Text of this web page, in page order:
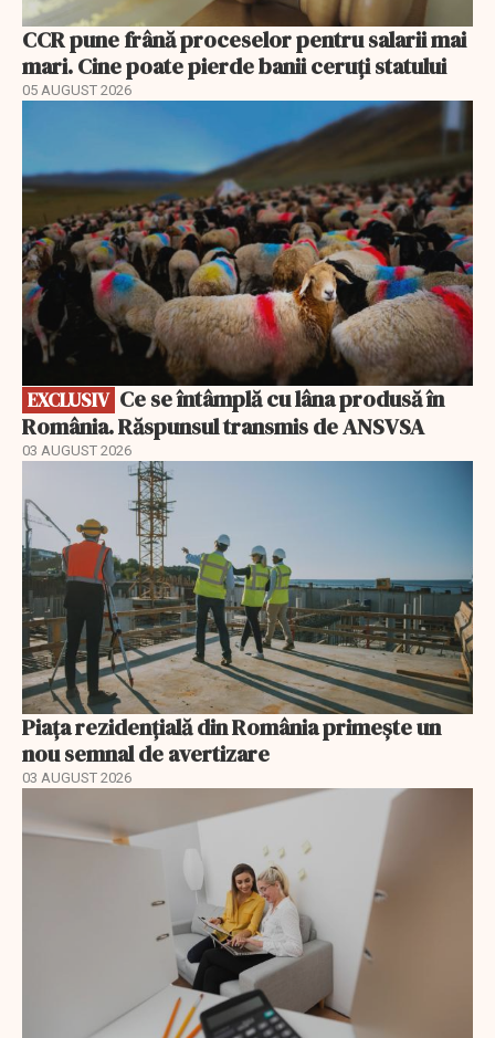
CCR pune frână proceselor pentru salarii mai
mari. Cine poate pierde banii ceruți statului
05 AUGUST 2026
EXCLUSIV
România. Răspunsul transmis de ANSVSA
03 AUGUST 2026
Piața rezidențială din România primește un
nou semnal de avertizare
03 AUGUST 2026